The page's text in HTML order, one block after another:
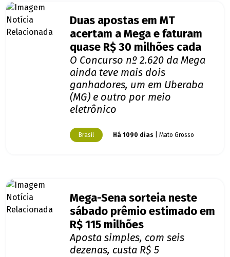
Duas apostas em MT
acertam a Mega e faturam
quase R$ 30 milhões cada
O Concurso nº 2.620 da Mega
ainda teve mais dois
ganhadores, um em Uberaba
(MG) e outro por meio
eletrônico
Brasil Há 1090 dias | Mato Grosso
Mega-Sena sorteia neste
sábado prêmio estimado em
R$ 115 milhões
Aposta simples, com seis
dezenas, custa R$ 5